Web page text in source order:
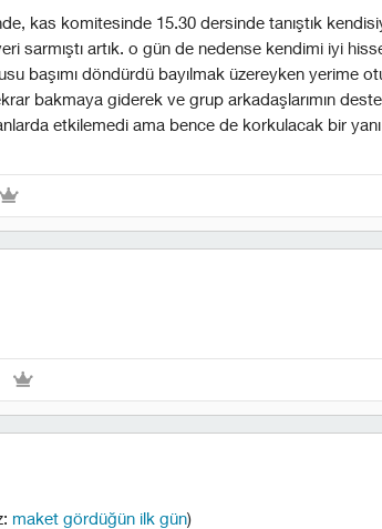
kas komitesinde 15.30 dersinde tanıştık
sarmıştı artık. o gün de nedense kendimi iyi
başımı döndürdü bayılmak üzereyken yerime
bakmaya giderek ve grup arkadaşlarımın
etkilemedi ama bence de korkulacak bir
maket gördüğün ilk gün)